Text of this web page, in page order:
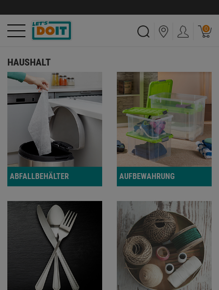
0
HAUSHALT
ABFALLBEHÄLTER AUFBEWAHRUNG